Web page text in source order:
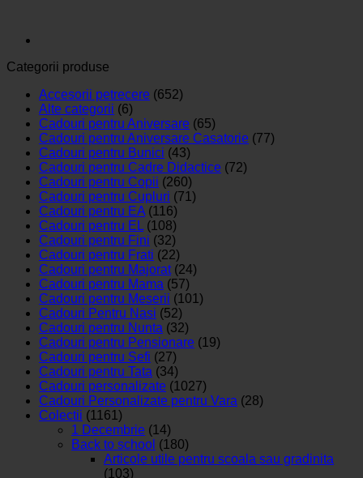
Categorii produse
Accesorii petrecere (652)
Alte categorii (6)
Cadouri pentru Aniversare (65)
Cadouri pentru Aniversare Casatorie (77)
Cadouri pentru Bunici (43)
Cadouri pentru Cadre Didactice (72)
Cadouri pentru Copii (260)
Cadouri pentru Cupluri (71)
Cadouri pentru EA (116)
Cadouri pentru EL (108)
Cadouri pentru Fini (32)
Cadouri pentru Frati (22)
Cadouri pentru Majorat (24)
Cadouri pentru Mama (57)
Cadouri pentru Meserii (101)
Cadouri Pentru Nasi (52)
Cadouri pentru Nunta (32)
Cadouri pentru Pensionare (19)
Cadouri pentru Sefi (27)
Cadouri pentru Tata (34)
Cadouri personalizate (1027)
Cadouri Personalizate pentru Vara (28)
Colectii (1161)
1 Decembrie (14)
Back to school (180)
Articole utile pentru scoala sau gradinita
(103)